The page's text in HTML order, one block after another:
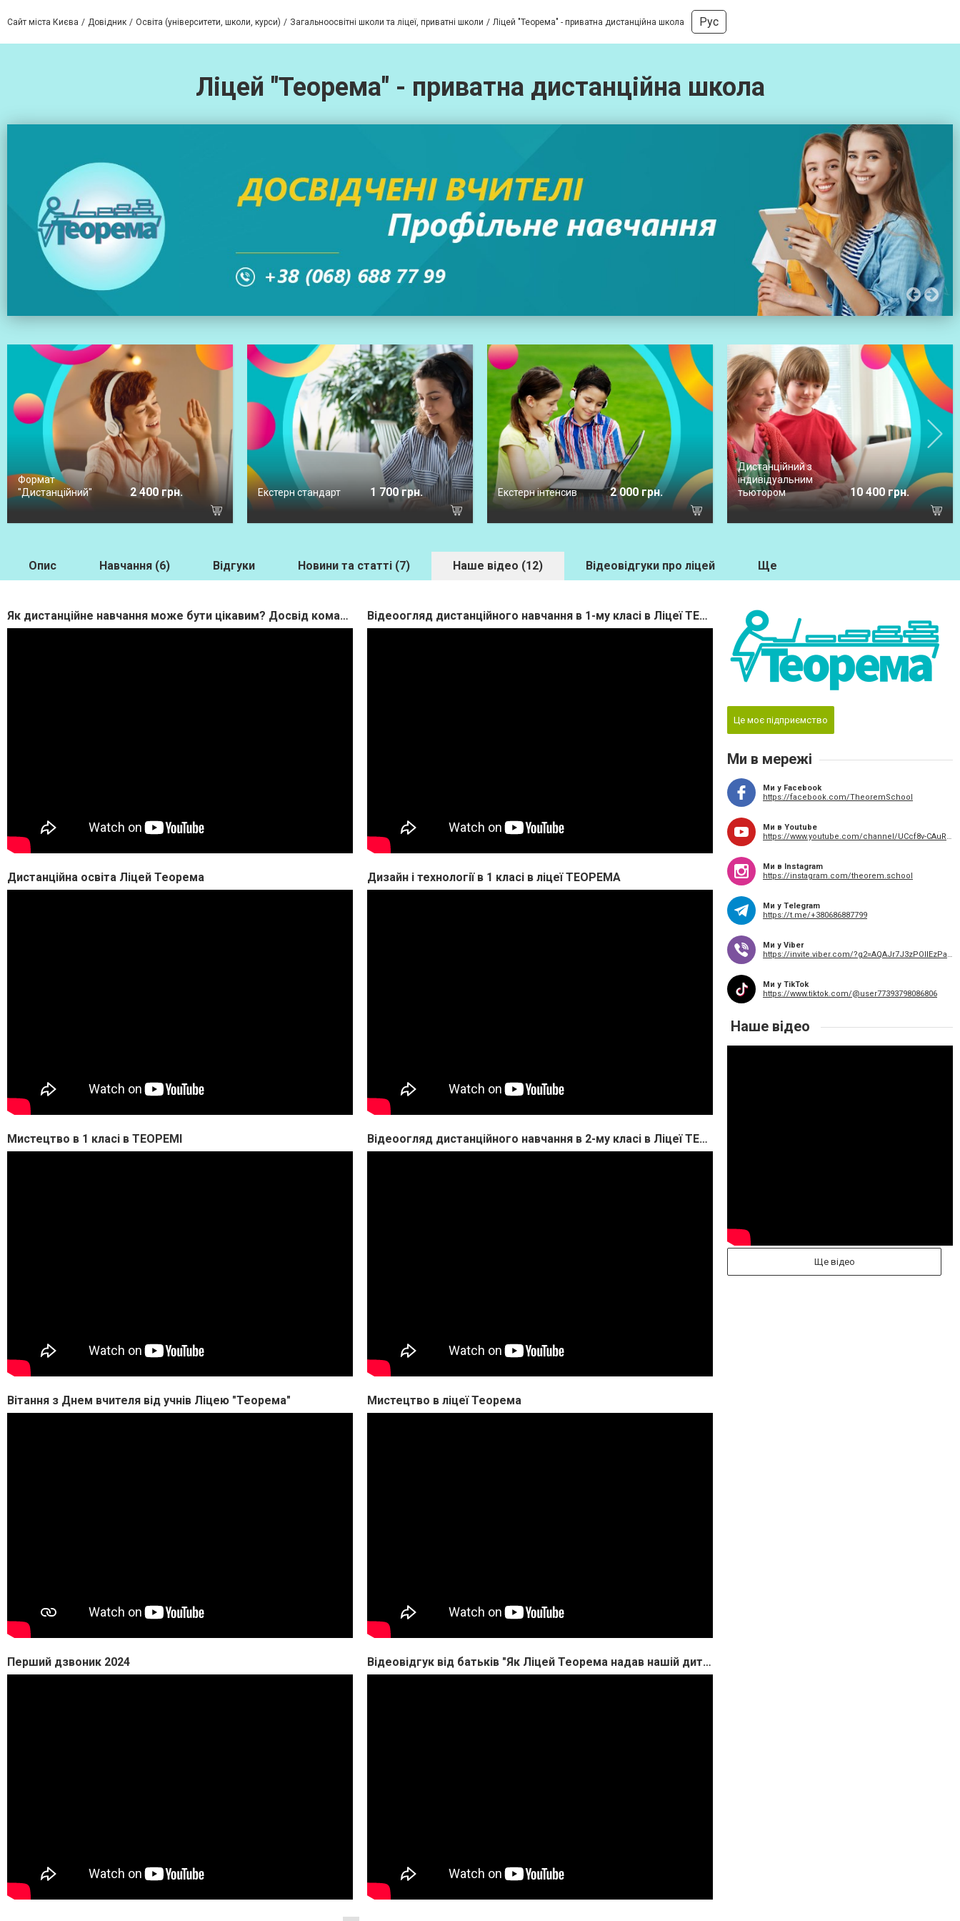
Сайт міста Києва Довідник Освіта (університети, школи, курси) Загальноосвітні школи та ліцеї, приватні школи Ліцей "Теорема" - приватна дистанційна школа Рус
Ліцей "Теорема" - приватна дистанційна школа
Формат
"Дистанційний"
2 400 грн. Екстерн стандарт 1 700 грн. Екстерн інтенсив 2 000 грн.
Дистанційний з
індивідуальним
тьютором
10 400 грн.
Опис Навчання (6) Відгуки Новини та статті (7) Наше відео (12) Відеовідгуки про ліцей Ще
Як дистанційне навчання може бути цікавим? Досвід команди ліцею "Теорема" Відеоогляд дистанційного навчання в 1-му класі в Ліцеї ТЕОРЕМА
Дистанційна освіта Ліцей Теорема Дизайн і технології в 1 класі в ліцеї ТЕОРЕМА
Мистецтво в 1 класі в ТЕОРЕМІ Відеоогляд дистанційного навчання в 2-му класі в Ліцеї ТЕОРЕМА
Вітання з Днем вчителя від учнів Ліцею "Теорема" Мистецтво в ліцеї Теорема
Перший дзвоник 2024 Відеовідгук від батьків "Як Ліцей Теорема надав нашій дитині чудовий досвід здобуття знань"
Це моє підприємство
Ми в мережі
Ми у Facebook
https://facebook.com/TheoremSchool
Ми в Youtube
https://www.youtube.com/channel/UCcf8v-CAuRgxuFeE0cRpdPw
Ми в Instagram
https://instagram.com/theorem.school
Ми у Telegram
https://t.me/+380686887799
Ми у Viber
https://invite.viber.com/?g2=AQAJr7J3zPOllEzPa7hYMFQ44nO%2FmqVmsDStClPW2Y3W7ww2tgDE2vjBZqJqFVGY
Ми у TikTok
https://www.tiktok.com/@user77393798086806
Наше відео
Ще відео